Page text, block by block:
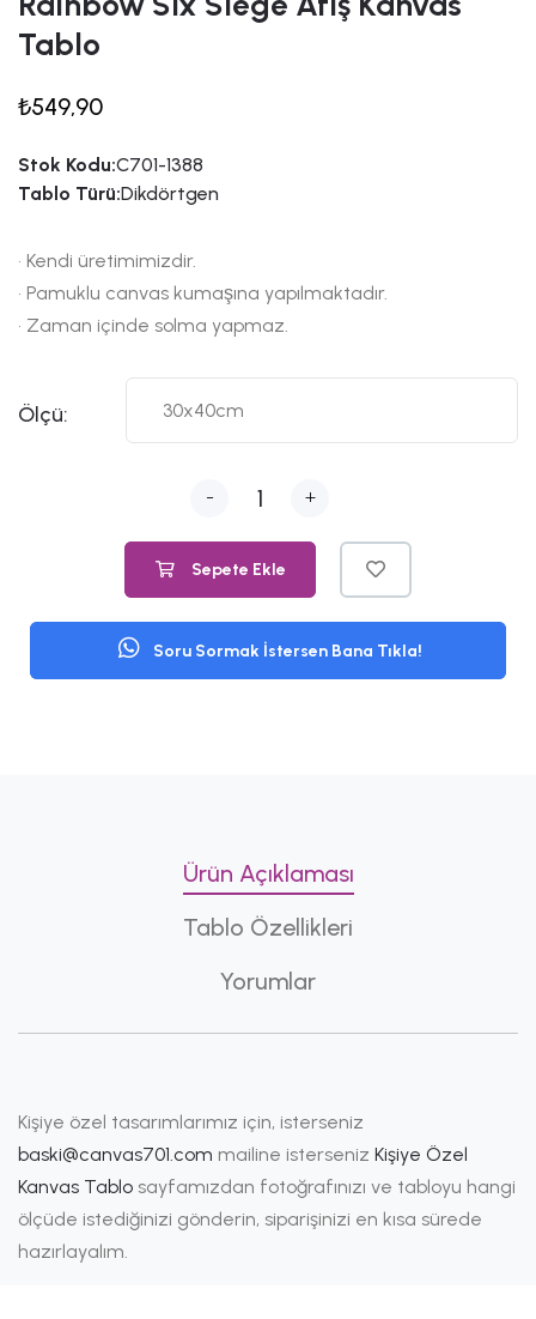
Tablo
₺549,90
Stok Kodu:C701-1388
Tablo Türü:Dikdörtgen
• Kendi üretimimizdir.
• Pamuklu canvas kumaşına yapılmaktadır.
• Zaman içinde solma yapmaz.
Ölçü:
- +
Sepete Ekle
Soru Sormak İstersen Bana Tıkla!
Ürün Açıklaması
Tablo Özellikleri
Yorumlar
Kişiye özel tasarımlarımız için, isterseniz
baski@canvas701.com mailine isterseniz Kişiye Özel
Kanvas Tablo sayfamızdan fotoğrafınızı ve tabloyu hangi
ölçüde istediğinizi gönderin, siparişinizi en kısa sürede
hazırlayalım.